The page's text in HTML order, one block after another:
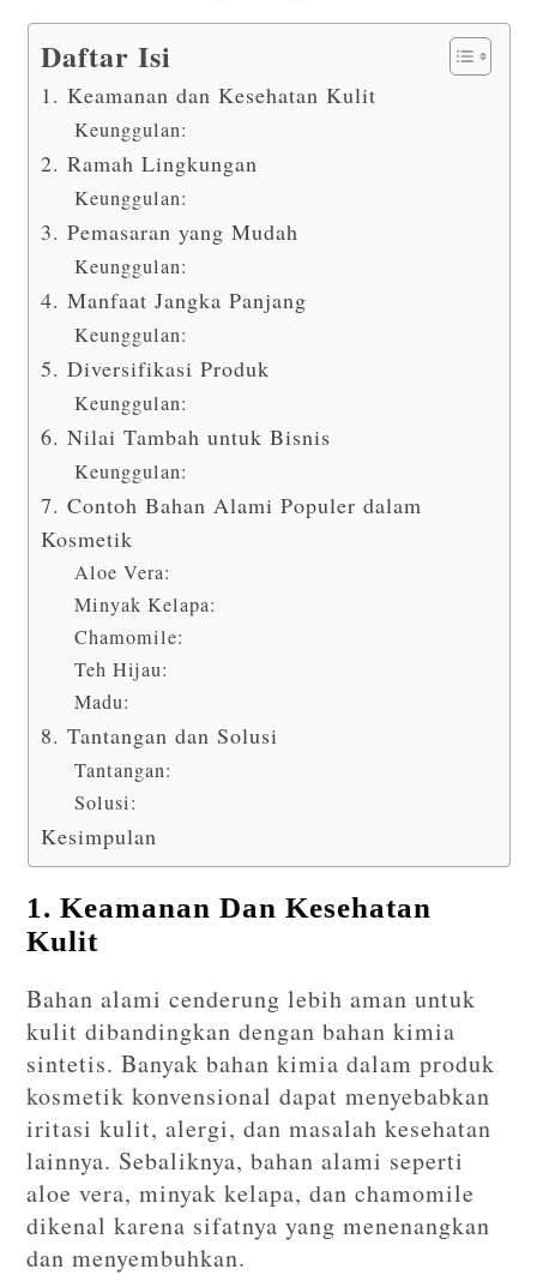
Daftar Isi
1. Keamanan dan Kesehatan Kulit
Keunggulan:
2. Ramah Lingkungan
Keunggulan:
3. Pemasaran yang Mudah
Keunggulan:
4. Manfaat Jangka Panjang
Keunggulan:
5. Diversifikasi Produk
Keunggulan:
6. Nilai Tambah untuk Bisnis
Keunggulan:
7. Contoh Bahan Alami Populer dalam
Kosmetik
Aloe Vera:
Minyak Kelapa:
Chamomile:
Teh Hijau:
Madu:
8. Tantangan dan Solusi
Tantangan:
Solusi:
Kesimpulan
1. Keamanan Dan Kesehatan
Kulit
Bahan alami cenderung lebih aman untuk
kulit dibandingkan dengan bahan kimia
sintetis. Banyak bahan kimia dalam produk
kosmetik konvensional dapat menyebabkan
iritasi kulit, alergi, dan masalah kesehatan
lainnya. Sebaliknya, bahan alami seperti
aloe vera, minyak kelapa, dan chamomile
dikenal karena sifatnya yang menenangkan
dan menyembuhkan.